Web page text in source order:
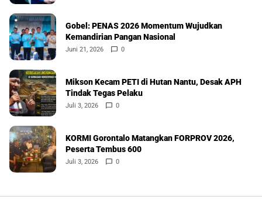
Gobel: PENAS 2026 Momentum Wujudkan
Kemandirian Pangan Nasional
Juni 21, 2026 0
Mikson Kecam PETI di Hutan Nantu, Desak APH
Tindak Tegas Pelaku
Juli 3, 2026 0
KORMI Gorontalo Matangkan FORPROV 2026,
Peserta Tembus 600
Juli 3, 2026 0